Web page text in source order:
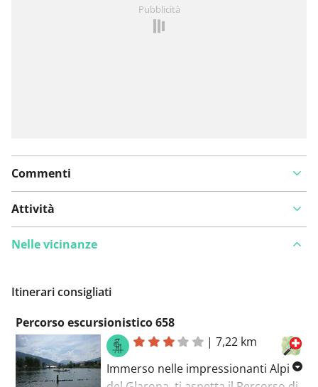
Pubblicità
Commenti
Attività
Nelle vicinanze
Itinerari consigliati
Percorso escursionistico 658
|7,22 km
Immerso nelle impressionanti Alpi